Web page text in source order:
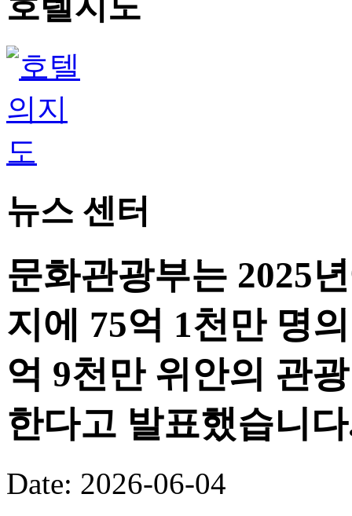
뉴스 센터
문화관광부는 2025
지에 75억 1천만 명
억 9천만 위안의 관
한다고 발표했습니
Date: 2026-06-04